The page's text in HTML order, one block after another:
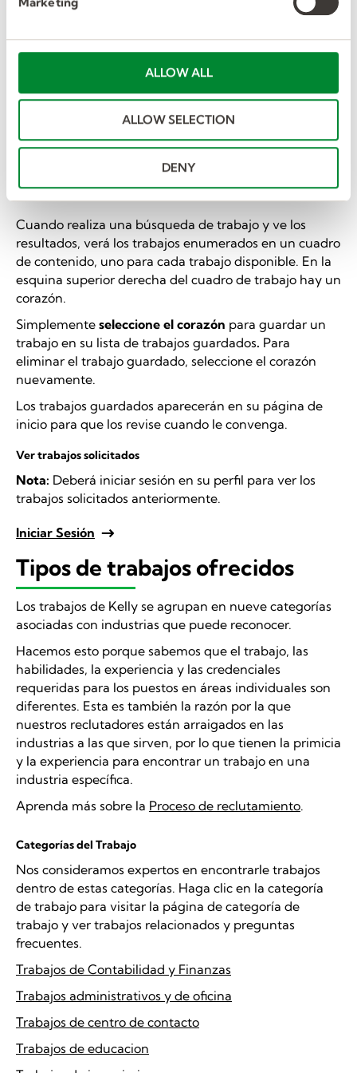
ALLOW ALL
ALLOW SELECTION
DENY
Determine la frecuencia con la que le gustaría
Y guardar.
Las alertas de empleo caducan después de
Nota:Deberá iniciar sesión en su perfil para guardar
Iniciar Sesión
Cuando realiza una búsqueda de trabajo y ve los
resultados, verá los trabajos enumerados en un cuadro
de contenido, uno para cada trabajo disponible. En la
esquina superior derecha del cuadro de trabajo hay un
corazón.
Simplemente seleccione el corazón para guardar un
trabajo en su lista de trabajos guardados. Para
eliminar el trabajo guardado, seleccione el corazón
nuevamente.
Los trabajos guardados aparecerán en su página de
inicio para que los revise cuando le convenga.
Ver trabajos solicitados
Nota: Deberá iniciar sesión en su perfil para ver los
trabajos solicitados anteriormente.
Iniciar Sesión
Tipos de trabajos ofrecidos
Los trabajos de Kelly se agrupan en nueve categorías
asociadas con industrias que puede reconocer.
Hacemos esto porque sabemos que el trabajo, las
habilidades, la experiencia y las credenciales
requeridas para los puestos en áreas individuales son
diferentes. Esta es también la razón por la que
nuestros reclutadores están arraigados en las
industrias a las que sirven, por lo que tienen la primicia
y la experiencia para encontrar un trabajo en una
industria específica.
Aprenda más sobre la Proceso de reclutamiento.
Categorías del Trabajo
Nos consideramos expertos en encontrarle trabajos
dentro de estas categorías. Haga clic en la categoría
de trabajo para visitar la página de categoría de
trabajo y ver trabajos relacionados y preguntas
frecuentes.
Trabajos de Contabilidad y Finanzas
Trabajos administrativos y de oficina
Trabajos de centro de contacto
Trabajos de educacion